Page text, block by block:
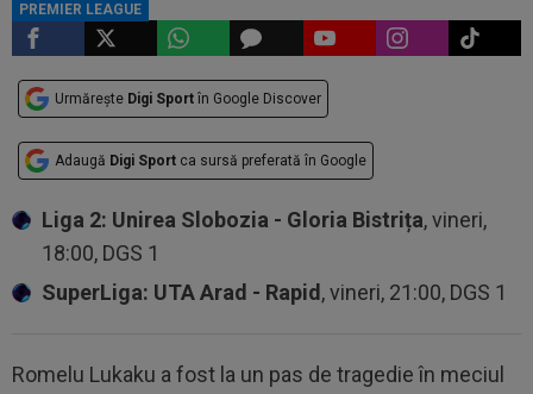
PREMIER LEAGUE
Urmărește Digi Sport în Google Discover
Adaugă Digi Sport ca sursă preferată în Google
Liga 2: Unirea Slobozia - Gloria Bistrița, vineri,
18:00, DGS 1
SuperLiga: UTA Arad - Rapid , vineri, 21:00, DGS 1
Romelu Lukaku a fost la un pas de tragedie în meciul